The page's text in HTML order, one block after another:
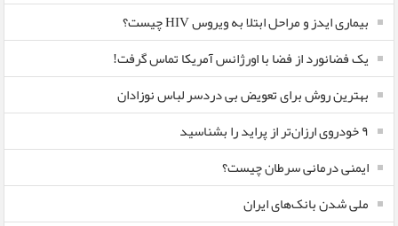
بیماری ایدز و مراحل ابتلا به ویروس HIV چیست؟
یک فضانورد از فضا با اورژانس آمریکا تماس گرفت!
بهترین روش برای تعویض بی دردسر لباس نوزادان
٩ خودروی ارزان‌تر از پراید را بشناسید
ایمنی درمانی سرطان چیست؟
ملی شدن بانک‌های ایران